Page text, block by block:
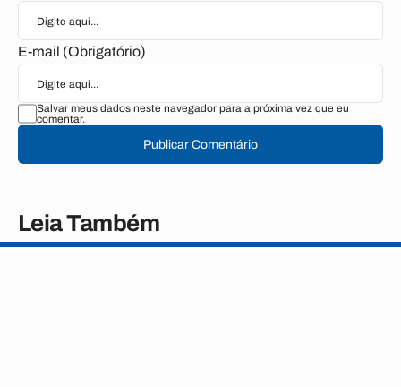
E-mail (Obrigatório)
Salvar meus dados neste navegador para a próxima vez que eu
comentar.
Publicar Comentário
Leia Também